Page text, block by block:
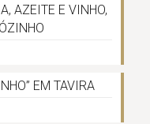
AZEITE E VINHO,
EM TAVIRA